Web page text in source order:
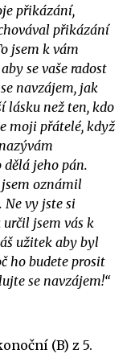
přikázání,
přikázání
jsem k vám
se vaše radost
navzájem, jak
lásku než ten, kdo
moji přátelé, když
dělá jeho pán.
jsem oznámil
Ne vy jste si
jsem vás k
užitek aby byl
ho budete prosit
se navzájem!“
(B) z 5.